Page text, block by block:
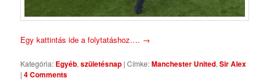
Egy kattintás ide a folytatáshoz…. →
Kategória: Egyéb,születésnap |Címke:Manchester United,Sir Alex
|4 Comments